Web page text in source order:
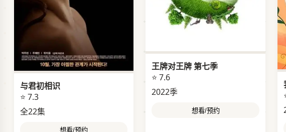
与君初相识
⭐ 7.3
全22集
想看/预约
王牌对王牌 第七季
⭐ 7.6
2022季
想看/预约